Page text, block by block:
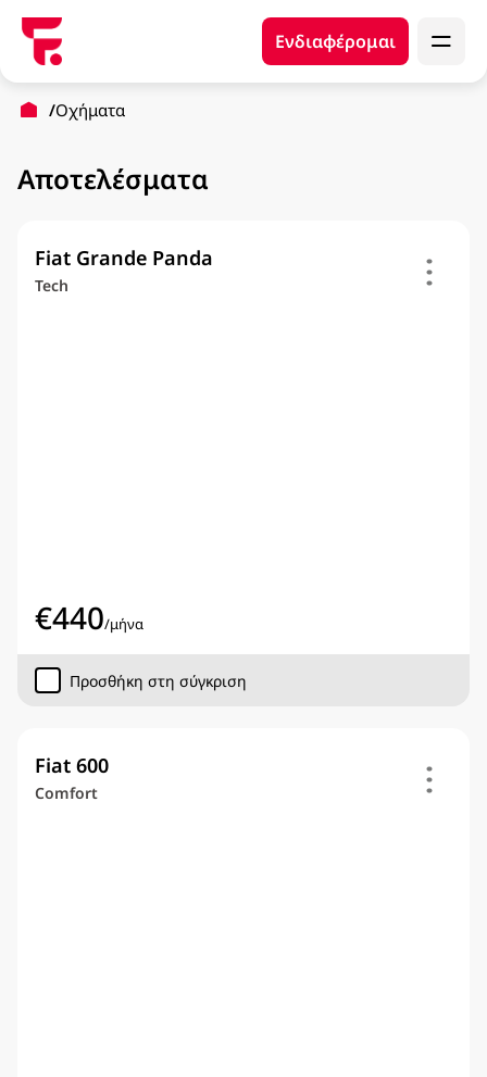
Ενδιαφέρομαι
Οχήματα
Αποτελέσματα
Fiat Grande Panda
Tech
€440/μήνα
Προσθήκη στη σύγκριση
Fiat 600
Comfort